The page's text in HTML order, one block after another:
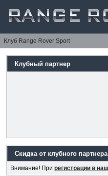
Клуб Range Rover Sport
Клубный партнер
Скидка от клубного
Внимание! Прирегистрации в